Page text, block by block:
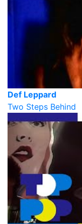
Def Leppard
Two Steps Behind